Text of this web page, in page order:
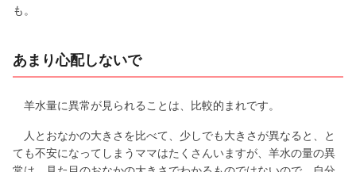
も。
あまり心配しないで
羊水量に異常が見られることは、比較的まれです。
人とおなかの大きさを比べて、少しでも大きさが異なると、と
ても不安になってしまうママはたくさんいますが、羊水の量の異